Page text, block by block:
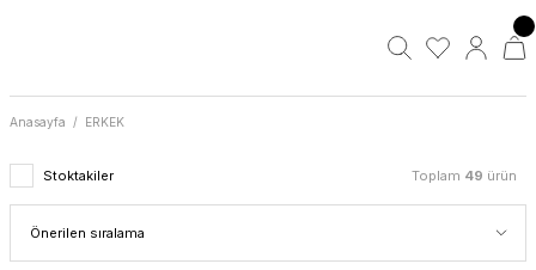
Anasayfa ERKEK
Stoktakiler Toplam 49 ürün